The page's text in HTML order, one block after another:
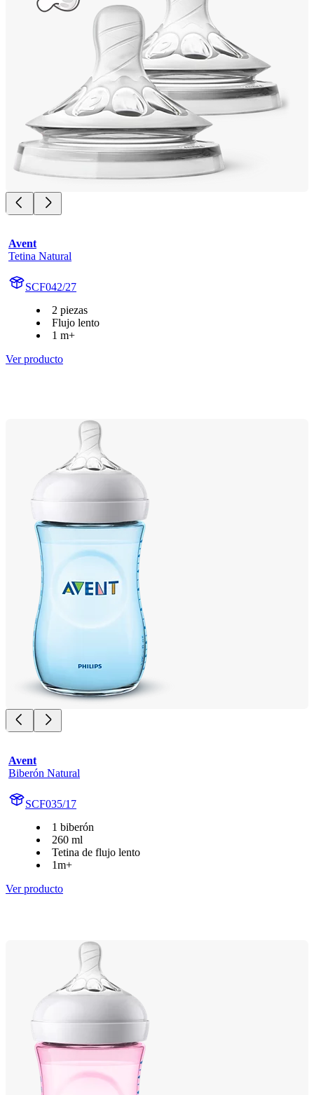
Avent
Tetina Natural
SCF042/27
2 piezas
Flujo lento
1 m+
Ver producto
Avent
Biberón Natural
SCF035/17
1 biberón
260 ml
Tetina de flujo lento
1m+
Ver producto